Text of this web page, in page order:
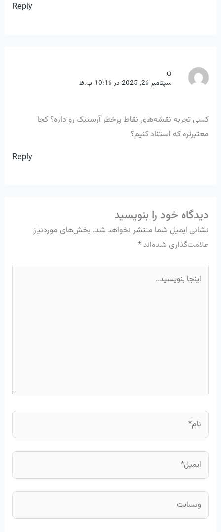
Reply
ن
سپتامبر 26, 2025 در 10:16 ب.ظ
کسی تجربه نقشه‌های نقاط پرخطر آرسنیک رو داره؟ کجا
معتبرتره که استناد کنیم؟
Reply
دیدگاه‌ خود را بنویسید
نشانی ایمیل شما منتشر نخواهد شد. بخش‌های موردنیاز
علامت‌گذاری شده‌اند*
بنویسید..
نام*
ایمیل*
وبسایت